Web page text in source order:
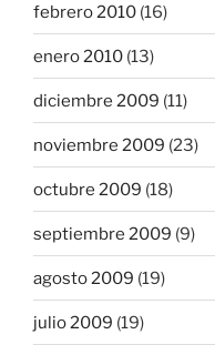
febrero 2010 (16)
enero 2010 (13)
diciembre 2009 (11)
noviembre 2009 (23)
octubre 2009 (18)
septiembre 2009 (9)
agosto 2009 (19)
julio 2009 (19)